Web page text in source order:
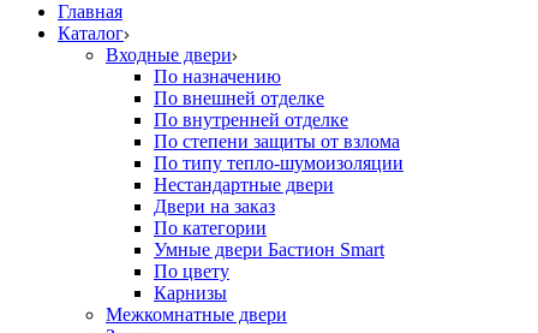
Главная
Каталог
Входные двери
По назначению
По внешней отделке
По внутренней отделке
По степени защиты от взлома
По типу тепло-шумоизоляции
Нестандартные двери
Двери на заказ
По категории
Умные двери Бастион Smart
По цвету
Карнизы
Межкомнатные двери